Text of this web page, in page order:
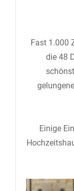
Fast 1.000
die 48
Einige